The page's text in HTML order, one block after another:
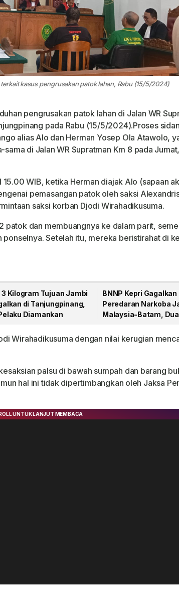
kasus pengrusakan patok lahan, Rabu (15/5/2024)
pengrusakan patok lahan di Jalan WR
pada Rabu (15/5/2024).Proses
alias Alo dan Herman Yosep Ola Atawolo,
di Jalan WR Supratman Km 8 pada
WIB, ketika Herman diajak Alo (sapaan
pemasangan patok oleh saksi
saksi korban Djodi Wirahadikusuma.
patok dan membuangnya ke dalam parit,
Setelah itu, mereka beristirahat di
3 Kilogram Tujuan Jambi
di Tanjungpinang,
Diamankan
BNNP Kepri Gagalkan
Peredaran Narkoba
Malaysia-Batam,
Wirahadikusuma dengan nilai kerugian
palsu di bawah sumpah dan barang
hal ini tidak dipertimbangkan oleh Jaksa